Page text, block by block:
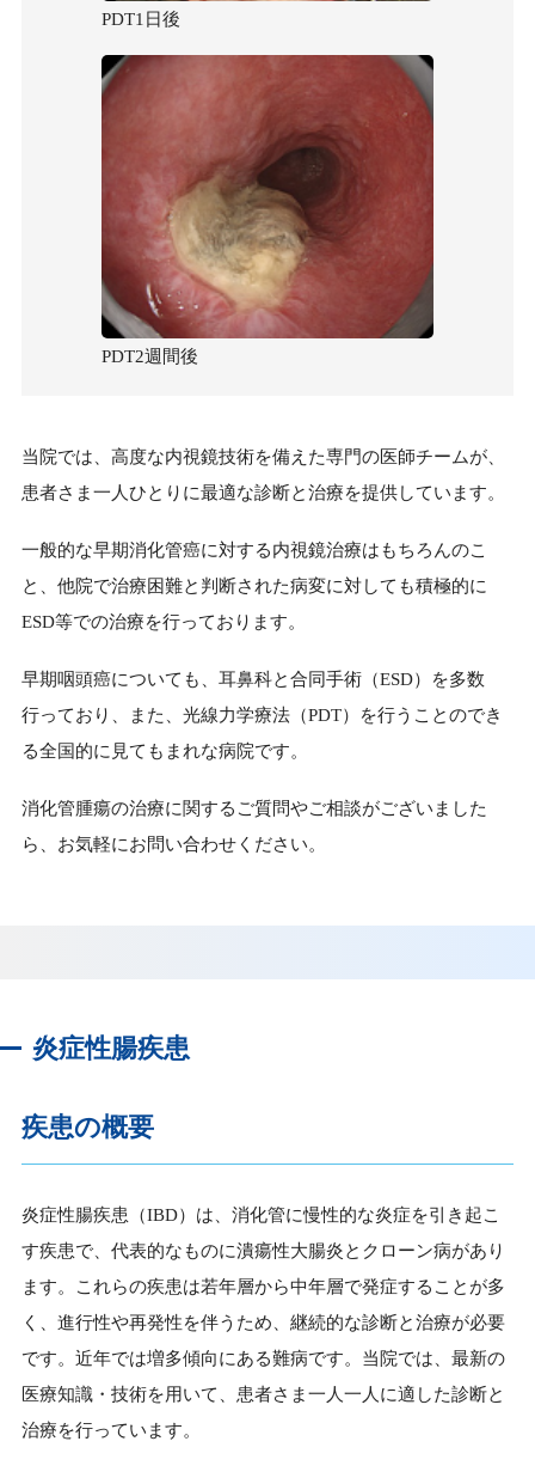
PDT1日後
PDT2週間後
当院では、高度な内視鏡技術を備えた専門の医師チームが、
患者さま一人ひとりに最適な診断と治療を提供しています。
一般的な早期消化管癌に対する内視鏡治療はもちろんのこ
と、他院で治療困難と判断された病変に対しても積極的に
ESD等での治療を行っております。
早期咽頭癌についても、耳鼻科と合同手術（ESD）を多数
行っており、また、光線力学療法（PDT）を行うことのでき
る全国的に見てもまれな病院です。
消化管腫瘍の治療に関するご質問やご相談がございました
ら、お気軽にお問い合わせください。
炎症性腸疾患
疾患の概要
炎症性腸疾患（IBD）は、消化管に慢性的な炎症を引き起こ
す疾患で、代表的なものに潰瘍性大腸炎とクローン病があり
ます。これらの疾患は若年層から中年層で発症することが多
く、進行性や再発性を伴うため、継続的な診断と治療が必要
です。近年では増多傾向にある難病です。当院では、最新の
医療知識・技術を用いて、患者さま一人一人に適した診断と
治療を行っています。